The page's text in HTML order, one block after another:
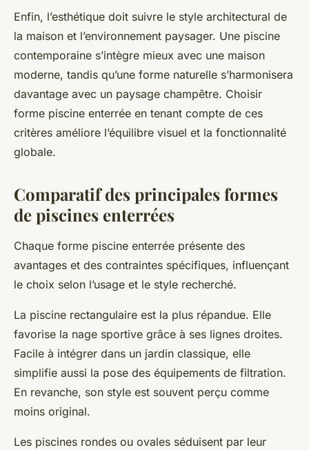
Enfin, l’esthétique doit suivre le style architectural de
la maison et l’environnement paysager. Une piscine
contemporaine s’intègre mieux avec une maison
moderne, tandis qu’une forme naturelle s’harmonisera
davantage avec un paysage champêtre. Choisir
forme piscine enterrée en tenant compte de ces
critères améliore l’équilibre visuel et la fonctionnalité
globale.
Comparatif des principales formes
de piscines enterrées
Chaque forme piscine enterrée présente des
avantages et des contraintes spécifiques, influençant
le choix selon l’usage et le style recherché.
La piscine rectangulaire est la plus répandue. Elle
favorise la nage sportive grâce à ses lignes droites.
Facile à intégrer dans un jardin classique, elle
simplifie aussi la pose des équipements de filtration.
En revanche, son style est souvent perçu comme
moins original.
Les piscines rondes ou ovales séduisent par leur